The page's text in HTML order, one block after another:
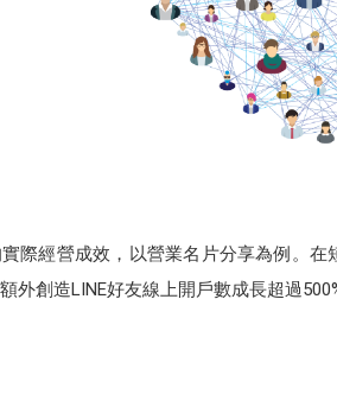
實際經營成效，以營業名片分享為例。
外創造LINE好友線上開戶數成長超過